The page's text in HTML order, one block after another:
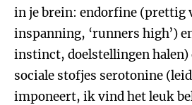
in je brein: endorfine (prettig
inspanning, ‘runners high’)
instinct, doelstellingen halen)
sociale stofjes serotonine
imponeert, ik vind het leuk